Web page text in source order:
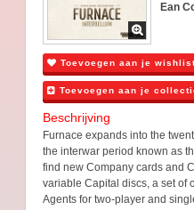
Ean
Toevoegen aan je
Toevoegen aan je
Beschrijving
Furnace expands into the
the interwar period known as
find new Company cards and
variable Capital discs, a set of
Agents for two-player and